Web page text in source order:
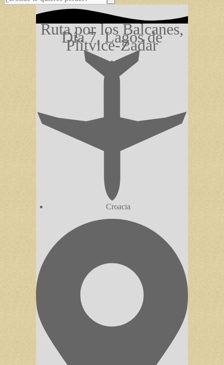
Ruta por los Balcanes,
Día 7, Lagos de
Plitvice-Zadar
Croacia